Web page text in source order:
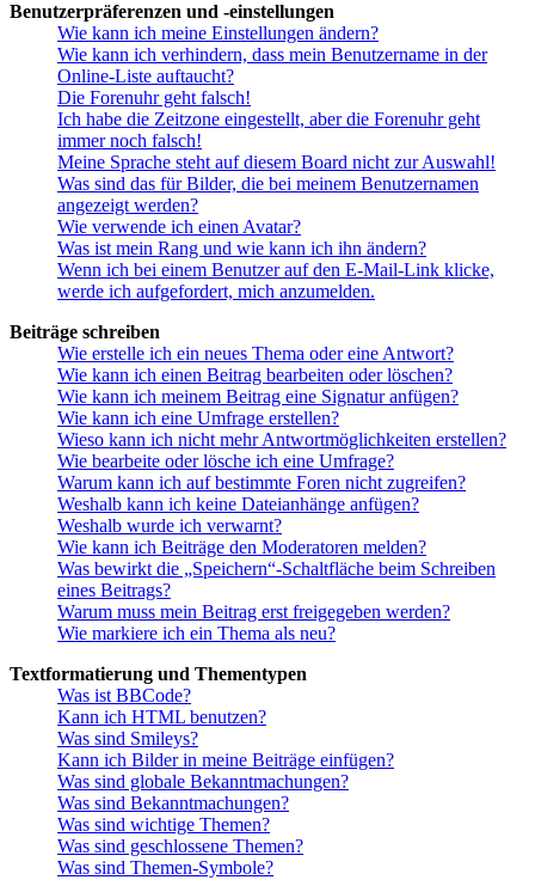
Benutzerpräferenzen und -einstellungen
Wie kann ich meine Einstellungen ändern?
Wie kann ich verhindern, dass mein Benutzername in der
Online-Liste auftaucht?
Die Forenuhr geht falsch!
Ich habe die Zeitzone eingestellt, aber die Forenuhr geht
immer noch falsch!
Meine Sprache steht auf diesem Board nicht zur Auswahl!
Was sind das für Bilder, die bei meinem Benutzernamen
angezeigt werden?
Wie verwende ich einen Avatar?
Was ist mein Rang und wie kann ich ihn ändern?
Wenn ich bei einem Benutzer auf den E-Mail-Link klicke,
werde ich aufgefordert, mich anzumelden.
Beiträge schreiben
Wie erstelle ich ein neues Thema oder eine Antwort?
Wie kann ich einen Beitrag bearbeiten oder löschen?
Wie kann ich meinem Beitrag eine Signatur anfügen?
Wie kann ich eine Umfrage erstellen?
Wieso kann ich nicht mehr Antwortmöglichkeiten erstellen?
Wie bearbeite oder lösche ich eine Umfrage?
Warum kann ich auf bestimmte Foren nicht zugreifen?
Weshalb kann ich keine Dateianhänge anfügen?
Weshalb wurde ich verwarnt?
Wie kann ich Beiträge den Moderatoren melden?
Was bewirkt die „Speichern“-Schaltfläche beim Schreiben
eines Beitrags?
Warum muss mein Beitrag erst freigegeben werden?
Wie markiere ich ein Thema als neu?
Textformatierung und Thementypen
Was ist BBCode?
Kann ich HTML benutzen?
Was sind Smileys?
Kann ich Bilder in meine Beiträge einfügen?
Was sind globale Bekanntmachungen?
Was sind Bekanntmachungen?
Was sind wichtige Themen?
Was sind geschlossene Themen?
Was sind Themen-Symbole?